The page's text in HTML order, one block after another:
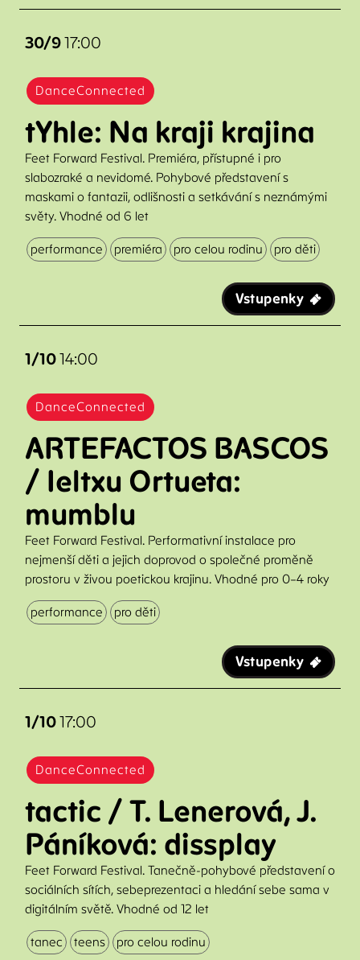
30/917:00
DanceConnected
tYhle: Na kraji krajina
Feet Forward Festival. Premiéra, přístupné i pro
slabozraké a nevidomé. Pohybové představení s
maskami o fantazii, odlišnosti a setkávání s neznámými
světy. Vhodné od 6 let
performance premiéra pro celou rodinu pro děti
Vstupenky
1/1014:00
DanceConnected
ARTEFACTOS BASCOS
/ Ieltxu Ortueta:
mumblu
Feet Forward Festival. Performativní instalace pro
nejmenší děti a jejich doprovod o společné proměně
prostoru v živou poetickou krajinu. Vhodné pro 0–4 roky
performance pro děti
Vstupenky
1/1017:00
DanceConnected
tactic / T. Lenerová, J.
Páníková: dissplay
Feet Forward Festival. Tanečně-pohybové představení o
sociálních sítích, sebeprezentaci a hledání sebe sama v
digitálním světě. Vhodné od 12 let
tanec teens pro celou rodinu